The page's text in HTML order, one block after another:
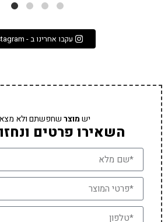
עקבו אחרינו ב - Instagram
ישמוצרשחפשתם ולא
השאירו פרטים